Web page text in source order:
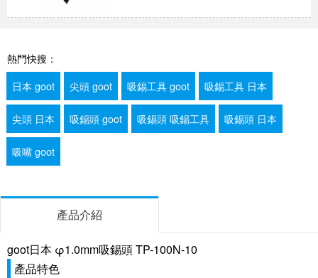
熱門快搜：
日本 goot
尖頭 goot 吸錫工具 goot 吸錫工具 日本
尖頭 日本 吸錫頭 goot 吸錫頭 吸錫工具 吸錫頭 日本
吸嘴 goot
產品介紹
goot日本 φ1.0mm吸錫頭 TP-100N-10
產品特色